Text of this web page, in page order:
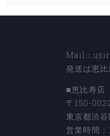
Mail：
発送は恵
■恵比寿店
〒150-
東京都渋
営業時間